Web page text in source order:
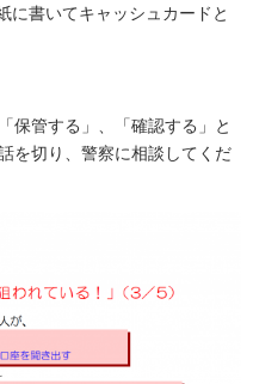
に書いてキャッシュカードと
保管する」、「確認する」と
を切り、警察に相談してくだ